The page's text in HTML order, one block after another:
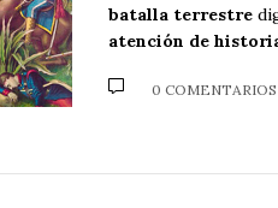
batalla terrestre
atención de
0 COMENTARIOS